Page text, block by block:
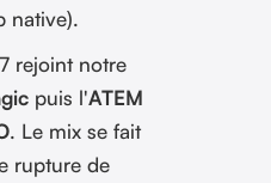
native).
rejoint notre
puis l'ATEM
. Le mix se fait
rupture de